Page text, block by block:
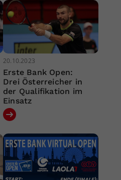
20.10.2023
Erste Bank Open:
Drei Österreicher in
der Qualifikation im
Einsatz